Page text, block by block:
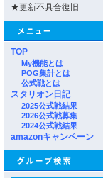
★更新不具合復旧
TOP
My機能とは
POG集計とは
公式戦とは
スタリオン日記
2025公式戦結果
2026公式戦募集
2024公式戦結果
amazonキャンペーン